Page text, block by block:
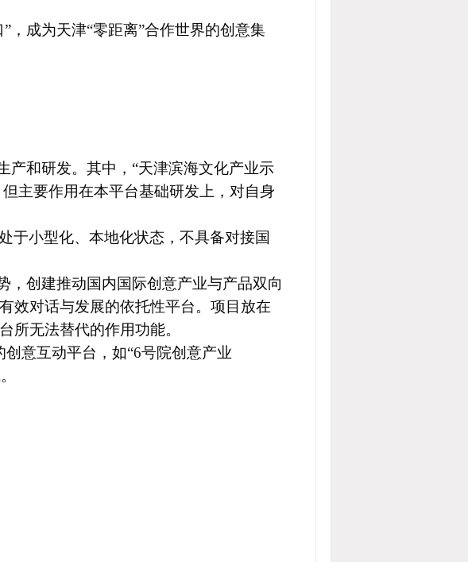
，成为天津“零距离”合作世界的创意集
产和研发。其中，“天津滨海文化产业示
主要作用在本平台基础研发上，对自身
于小型化、本地化状态，不具备对接国
，创建推动国内国际创意产业与产品双向
效对话与发展的依托性平台。项目放在
所无法替代的作用功能。
创意互动平台，如“6号院创意产业